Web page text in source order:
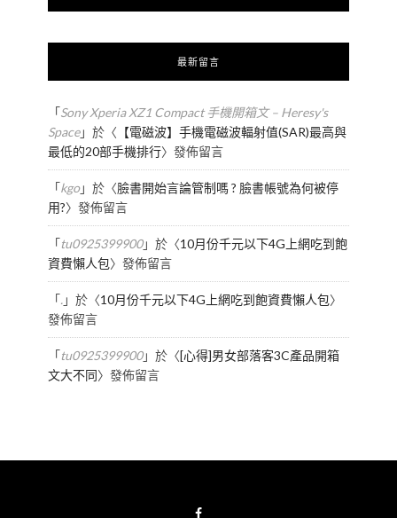
最新留言
「Sony Xperia XZ1 Compact 手機開箱文 – Heresy's
Space」於〈 【電磁波】手機電磁波輻射值(SAR)最高與
最低的20部手機排行〉發佈留言
「kgo」於〈臉書開始言論管制嗎 ? 臉書帳號為何被停
用?〉發佈留言
「tu0925399900」於〈10月份千元以下4G上網吃到飽
資費懶人包〉發佈留言
「.」於〈10月份千元以下4G上網吃到飽資費懶人包〉
發佈留言
「tu0925399900」於〈[心得]男女部落客3C產品開箱
文大不同〉發佈留言